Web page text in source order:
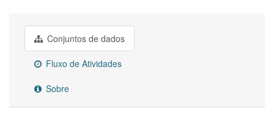
Conjuntos de dados
Fluxo de Atividades
Sobre